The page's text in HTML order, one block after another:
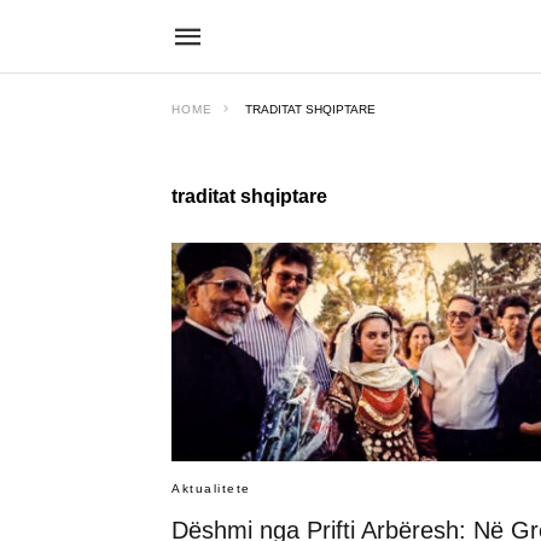
HOME TRADITAT SHQIPTARE
traditat shqiptare
Aktualitete
Dëshmi nga Prifti Arbëresh: Në